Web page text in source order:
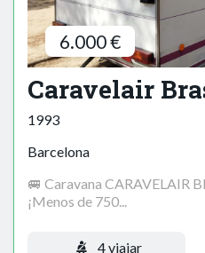
6.000 €
Caravelair
1993
Barcelona
🚐 Caravana CARAVELAIR
¡Menos de 750...
4 viajar